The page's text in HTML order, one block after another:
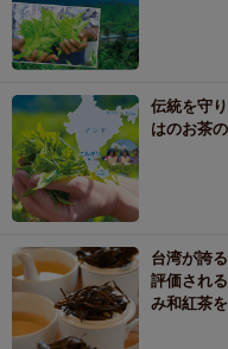
伝統を守
はのお茶
台湾が誇
評価され
み和紅茶を